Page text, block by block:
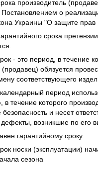
производитель
Постановлением о
Украины "О защите прав
срока
- это период, в течение
(продавец) обязуется
соответствующего
период
в течение которого
безопасность и несет
возникшие по его
гарантийному сроку.
носки (эксплуатации)
сезона